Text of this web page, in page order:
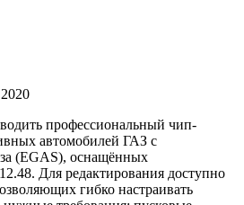
профессиональный чип-
автомобилей ГАЗ с
(EGAS), оснащённых
Для редактирования доступно
гибко настраивать